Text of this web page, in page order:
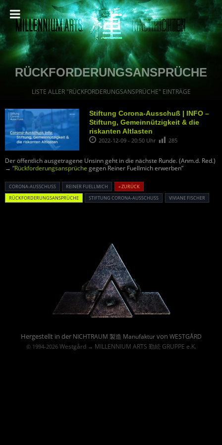
RÜCKFORDERUNGSANSPRÜCHE
LISTE ALLER "RÜCKFORDERUNGSANSPRÜCHE" EINTRÄGE
Stiftung Corona-Ausschuß | INFO –
Stiftung, Gemeinnützigkeit & die
riskanten Altlasten
2022-12-09 - 20:50 Uhr 285
Der öffentlich ausgetragene Unsinn geht in die nächste Runde. (Anm.d. Red.)
→ “Rückforderungsansprüche gegen Reiner Fuellmich erwerben”
CORONA-AUSSCHUSS REINER FUELLMICH
« ZURÜCK
RÜCKFORDERUNGSANSPRÜCHE
STIFTUNG CORONA-AUSSCHUSS VIVIANE FISCHER
Hergestellt in der NICHTRAUM 製造 Manufakturvon WESTGÅRD
© 1994-2026 Westgård→ MILLENNIUM ARTS 勤続 GRUPPE e.K.
Powered By :